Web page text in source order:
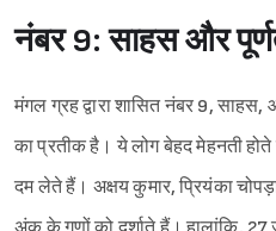
नंबर 9: साहस और
मंगल ग्रह द्वारा शासित नंबर 9,
का प्रतीक है। ये लोग बेहद मेहनती
दम लेते हैं। अक्षय कुमार, प्रियंका